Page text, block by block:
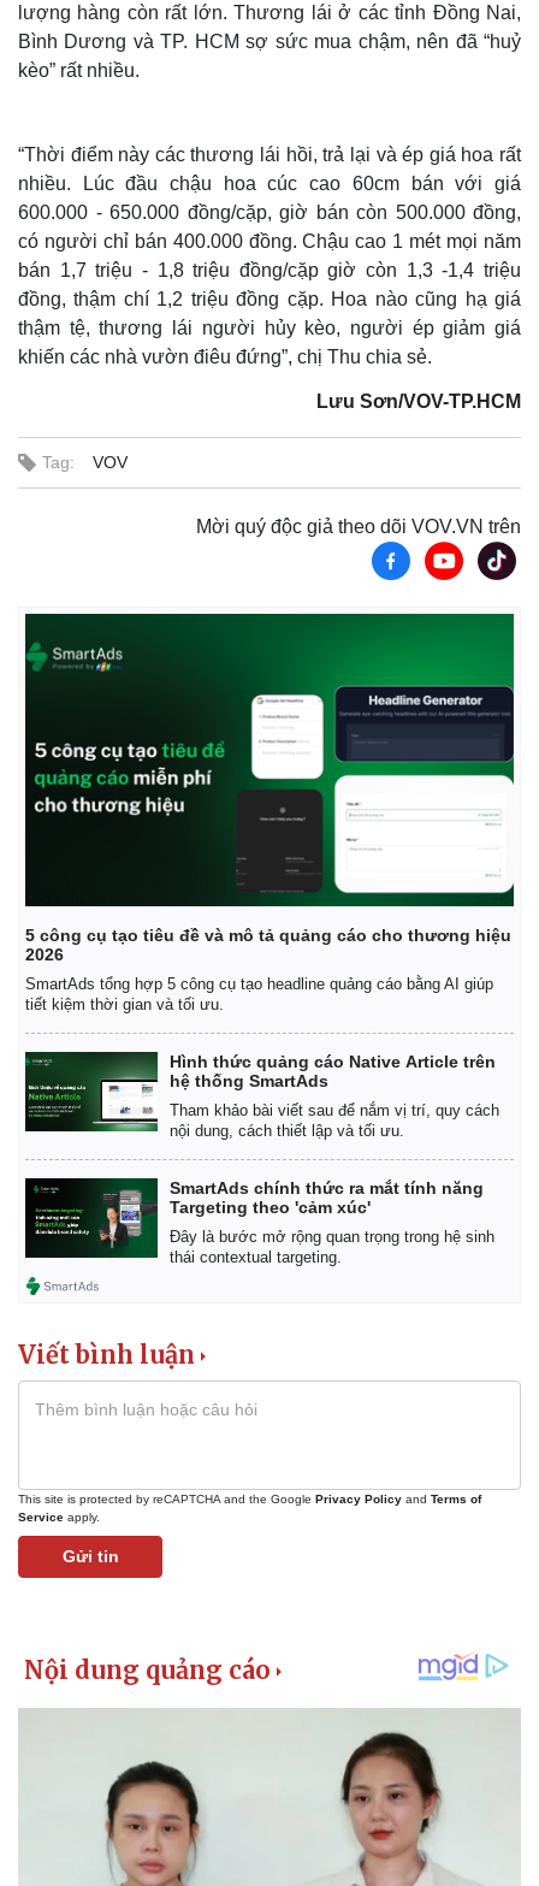
Video
Infographic
lượng hàng còn rất lớn. Thương lái ở các tỉnh Đồng Nai,
Bình Dương và TP. HCM sợ sức mua chậm, nên đã “huỷ
kèo” rất nhiều.
“Thời điểm này các thương lái hồi, trả lại và ép giá hoa rất
nhiều. Lúc đầu chậu hoa cúc cao 60cm bán với giá
600.000 - 650.000 đồng/cặp, giờ bán còn 500.000 đồng,
có người chỉ bán 400.000 đồng. Chậu cao 1 mét mọi năm
bán 1,7 triệu - 1,8 triệu đồng/cặp giờ còn 1,3 -1,4 triệu
đồng, thậm chí 1,2 triệu đồng cặp. Hoa nào cũng hạ giá
thậm tệ, thương lái người hủy kèo, người ép giảm giá
khiến các nhà vườn điêu đứng”, chị Thu chia sẻ.
Lưu Sơn/VOV-TP.HCM
Tag: VOV
Mời quý độc giả theo dõi VOV.VN trên
5 công cụ tạo tiêu đề và mô tả quảng cáo cho thương hiệu
2026
SmartAds tổng hợp 5 công cụ tạo headline quảng cáo bằng AI giúp
tiết kiệm thời gian và tối ưu.
Hình thức quảng cáo Native Article trên
hệ thống SmartAds
Tham khảo bài viết sau để nắm vị trí, quy cách
nội dung, cách thiết lập và tối ưu.
SmartAds chính thức ra mắt tính năng
Targeting theo 'cảm xúc'
Đây là bước mở rộng quan trọng trong hệ sinh
thái contextual targeting.
Viết bình luận
This site is protected by reCAPTCHA and the Google Privacy Policy and Terms of
Service apply.
Gửi tin